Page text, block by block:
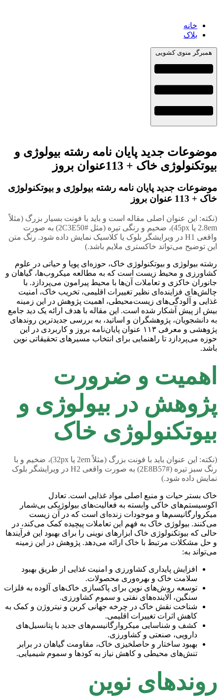
خانه
بلاک
همبرگر منوی کشویی
موضوعات جدید پایان نامه رشته بیولوژی و
بیوتکنولوژی خاک + 113عنوان بروز
موضوعات جدید پایان نامه رشته بیولوژی و بیوتکنولوژی
خاک + 113 عنوان بروز
(نکته: این عنوان اصلی مقاله است و باید با فونت بسیار بزرگ (مثلاً
2.8em یا 45px)، ضخیم و رنگی تیره (مثل #2C3E50) به صورت
واقعی H1 در ویرایشگر بلوک یا کلاسیک نمایش داده شود. رنگ متن
این توضیح می‌تواند خاکستری ملایم باشد.)
رشته بیولوژی و بیوتکنولوژی خاک، حوزه‌ای پویا و حیاتی در علوم
کشاورزی و محیط زیست است که به مطالعه میکروب‌ها، گیاهان و
جانوران خاکزی و تعاملات آن‌ها با محیط پیرامون می‌پردازد. با
چالش‌های فزاینده‌ای نظیر تغییرات اقلیمی، تخریب خاک، امنیت
غذایی و آلودگی‌های زیست‌محیطی، اهمیت پژوهش در این زمینه
بیش از پیش آشکار شده است. این مقاله با هدف ارائه یک دید جامع
به دانشجویان، پژوهشگران و اساتید، به بررسی جدیدترین روندهای
پژوهشی و معرفی ۱۱۳ عنوان پایان‌نامه بروز و کاربردی در این
حوزه می‌پردازد تا راهنمایی برای انتخاب مسیرهای تحقیقاتی نوین
باشد.
اهمیت و ضرورت
پژوهش در بیولوژی و
بیوتکنولوژی خاک
(نکته: این عنوان باید با فونت بزرگ (مثلاً 2em یا 32px)، ضخیم و با
رنگ سبز تیره (#2E8B57) به صورت واقعی H2 در ویرایشگر بلوک
نمایش داده شود.)
خاک بستر حیات و منبع اصلی مواد غذایی است. تعادل
اکوسیستم‌های خاکی وابسته به فعالیت‌های بیولوژیکی بی‌شمار
میکروارگانیسم‌ها و موجودات زنده‌ای است که در آن زیست
می‌کنند. بیولوژی خاک به فهم این تعاملات پیچیده کمک می‌کند، در
حالی که بیوتکنولوژی خاک ابزارهای نوینی را برای بهبود این فرآیندها
و حل مشکلات مرتبط با خاک ارائه می‌دهد. پژوهش در این زمینه
می‌تواند به:
افزایش پایداری کشاورزی و امنیت غذایی از طریق بهبود
سلامت خاک و بهره‌وری محصولات.
توسعه روش‌های نوین برای پاکسازی خاک‌های آلوده به فلزات
سنگین، آلاینده‌های نفتی و سموم کشاورزی.
شناخت نقش خاک در چرخه جهانی کربن و نیتروژن و کمک به
کاهش اثرات تغییرات اقلیمی.
کشف و شناسایی میکروارگانیسم‌های جدید با پتانسیل‌های
دارویی، صنعتی و کشاورزی.
بهبود ساختار و حاصلخیزی خاک، مقاومت گیاهان در برابر
تنش‌های محیطی و کاهش نیاز به کودها و سموم شیمیایی.
روندهای نوین